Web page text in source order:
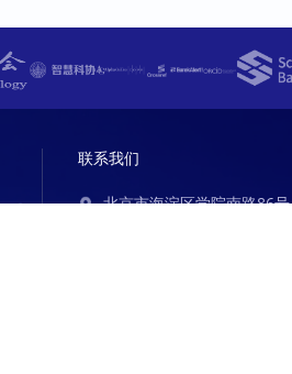
联系我们
北京市海淀区学院南路86号